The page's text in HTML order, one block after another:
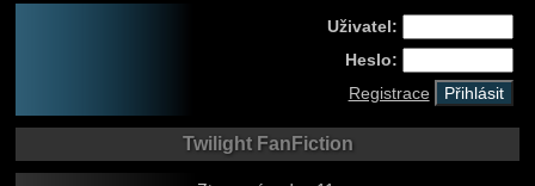
Uživatel:
Heslo:
Registrace
Twilight FanFiction